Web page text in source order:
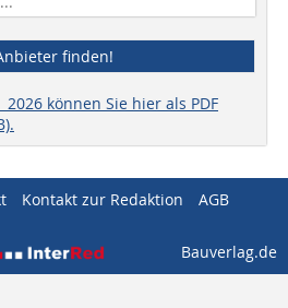
finden!
können Sie hier als PDF
Kontakt zur Redaktion
AGB
Bauverlag.de